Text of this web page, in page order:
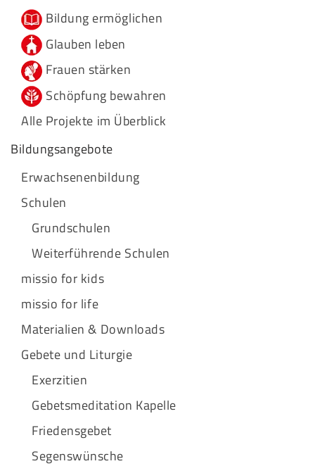
Bildung ermöglichen
Glauben leben
Frauen stärken
Schöpfung bewahren
Alle Projekte im Überblick
Bildungsangebote
Erwachsenenbildung
Schulen
Grundschulen
Weiterführende Schulen
missio for kids
missio for life
Materialien & Downloads
Gebete und Liturgie
Exerzitien
Gebetsmeditation Kapelle
Friedensgebet
Segenswünsche